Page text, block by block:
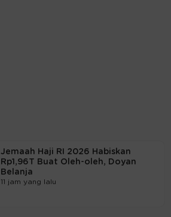
Jemaah Haji RI 2026 Habiskan
Rp1,96T Buat Oleh-oleh, Doyan
Belanja
11 jam yang lalu